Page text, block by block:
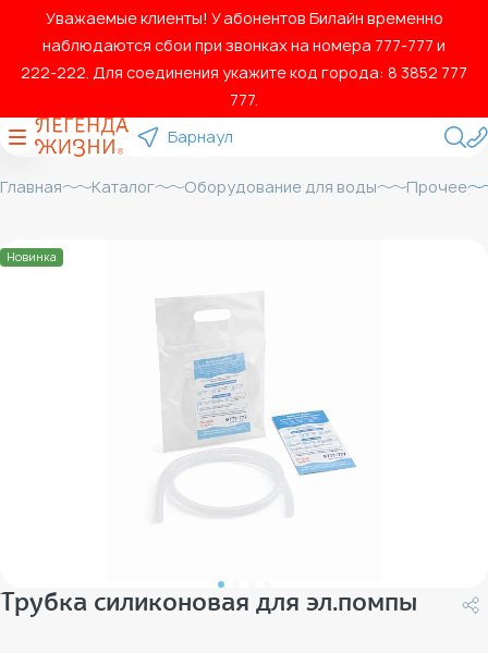
Уважаемые клиенты! У абонентов Билайн временно
наблюдаются сбои при звонках на номера 777‑777 и
222‑222. Для соединения укажите код города: 8 3852 777
777.
Барнаул
Главная Каталог Оборудование для воды Прочее
Новинка
Трубка силиконовая для эл.помпы